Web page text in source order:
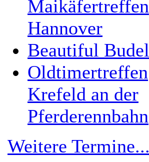
Maikäfertreffen
Hannover
Beautiful Budel
Oldtimertreffen
Krefeld an der
Pferderennbahn
Weitere Termine...